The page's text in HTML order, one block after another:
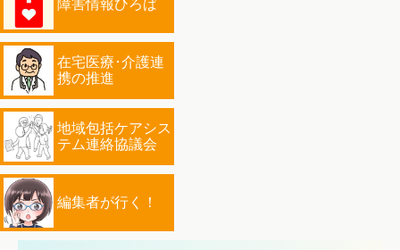
障害情報ひろば
在宅医療･介護連
携の推進
地域包括ケアシス
テム連絡協議会
編集者が行く！